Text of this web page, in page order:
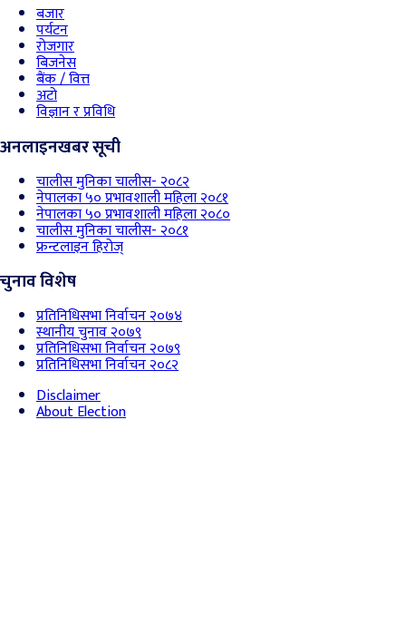
बजार
पर्यटन
रोजगार
बिजनेस
बैंक / वित्त
अटो
विज्ञान र प्रविधि
अनलाइनखबर सूची
चालीस मुनिका चालीस- २०८२
नेपालका ५० प्रभावशाली महिला २०८१
नेपालका ५० प्रभावशाली महिला २०८०
चालीस मुनिका चालीस- २०८१
फ्रन्टलाइन हिरोज्
चुनाव विशेष
प्रतिनिधिसभा निर्वाचन २०७४
स्थानीय चुनाव २०७९
प्रतिनिधिसभा निर्वाचन २०७९
प्रतिनिधिसभा निर्वाचन २०८२
Disclaimer
About Election